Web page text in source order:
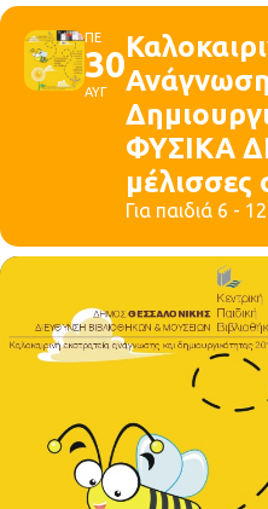
ΠΕ
30
ΑΥΓ
ΦΥΣΙΚΑ
μέλισσες
Για παιδιά 6 -